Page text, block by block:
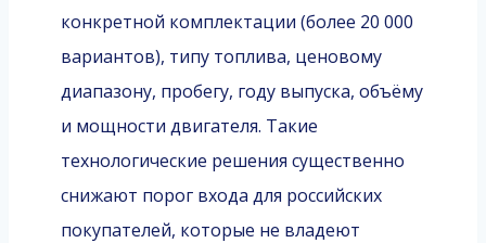
конкретной комплектации (более 20 000
вариантов), типу топлива, ценовому
диапазону, пробегу, году выпуска, объёму
и мощности двигателя. Такие
технологические решения существенно
снижают порог входа для российских
покупателей, которые не владеют